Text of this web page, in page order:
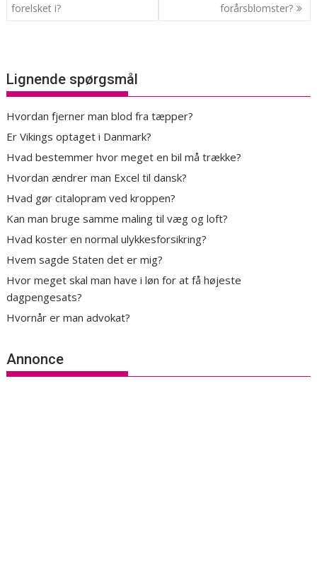
forelsket i?
forårsblomster?
Lignende spørgsmål
Hvordan fjerner man blod fra tæpper?
Er Vikings optaget i Danmark?
Hvad bestemmer hvor meget en bil må trække?
Hvordan ændrer man Excel til dansk?
Hvad gør citalopram ved kroppen?
Kan man bruge samme maling til væg og loft?
Hvad koster en normal ulykkesforsikring?
Hvem sagde Staten det er mig?
Hvor meget skal man have i løn for at få højeste
dagpengesats?
Hvornår er man advokat?
Annonce